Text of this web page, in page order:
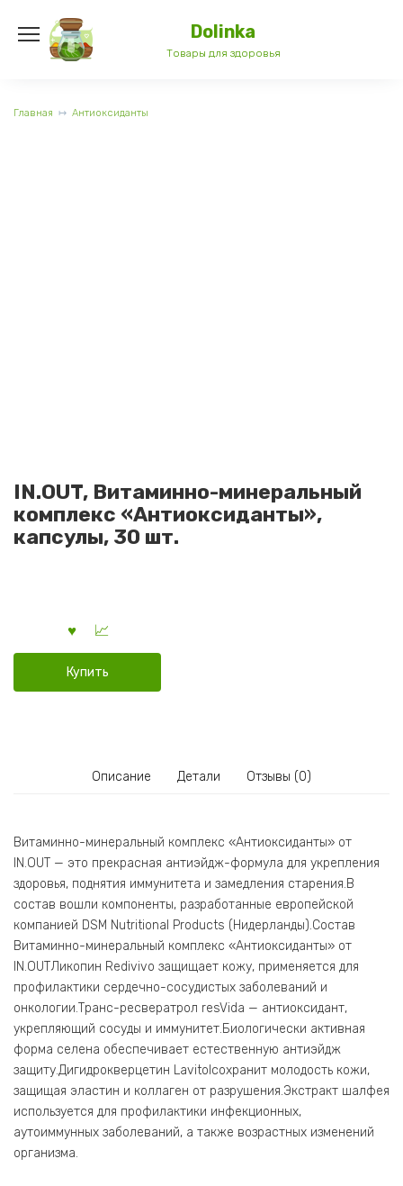
содержанию
Dolinka
Товары для здоровья
Главная Антиоксиданты
IN.OUT, Витаминно-минеральный
комплекс «Антиоксиданты»,
капсулы, 30 шт.
Купить
Описание Детали Отзывы (0)
Витаминно-минеральный комплекс «Антиоксиданты» от
IN.OUT — это прекрасная антиэйдж-формула для укрепления
здоровья, поднятия иммунитета и замедления старения.В
состав вошли компоненты, разработанные европейской
компанией DSM Nutritional Products (Нидерланды).Состав
Витаминно-минеральный комплекс «Антиоксиданты» от
IN.OUTЛикопин Redivivo защищает кожу, применяется для
профилактики сердечно-сосудистых заболеваний и
онкологии.Транс-ресвератрол resVida — антиоксидант,
укрепляющий сосуды и иммунитет.Биологически активная
форма селена обеспечивает естественную антиэйдж
защиту.Дигидрокверцетин Lavitolсохранит молодость кожи,
защищая эластин и коллаген от разрушения.Экстракт шалфея
используется для профилактики инфекционных,
аутоиммунных заболеваний, а также возрастных изменений
организма.